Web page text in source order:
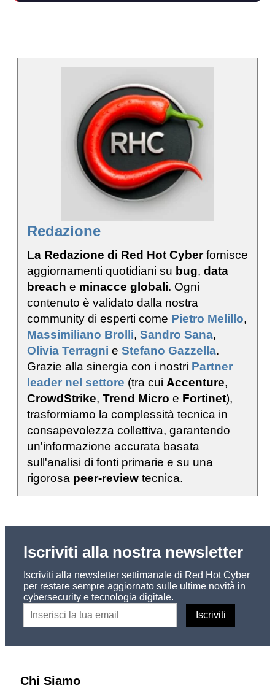
Redazione
La Redazione di Red Hot Cyberfornisce
aggiornamenti quotidiani su bug, data
breach e minacce globali. Ogni
contenuto è validato dalla nostra
community di esperti come Pietro Melillo,
Massimiliano Brolli, Sandro Sana,
Olivia Terragni e Stefano Gazzella.
Grazie alla sinergia con i nostri Partner
leader nel settore (tra cui Accenture,
CrowdStrike, Trend Micro e Fortinet),
trasformiamo la complessità tecnica in
consapevolezza collettiva, garantendo
un'informazione accurata basata
sull'analisi di fonti primarie e su una
rigorosa peer-review tecnica.
Iscriviti alla nostra newsletter
Iscriviti alla newsletter settimanale di Red Hot Cyber
per restare sempre aggiornato sulle ultime novità in
cybersecurity e tecnologia digitale.
Chi Siamo